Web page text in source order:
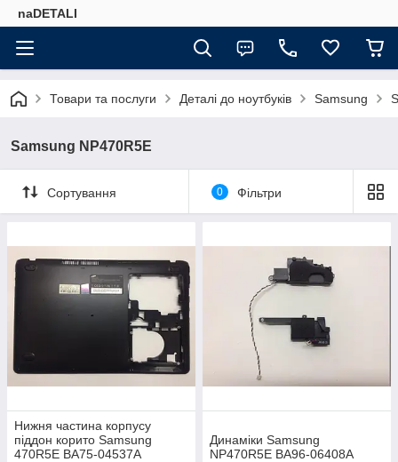
naDETALI
Товари та послуги Деталі до ноутбуків Samsung
Samsung NP470R5E
Сортування 0 Фільтри
Нижня частина корпусу
піддон корито Samsung
470R5E BA75-04537A
Динаміки Samsung
NP470R5E BA96-06408A